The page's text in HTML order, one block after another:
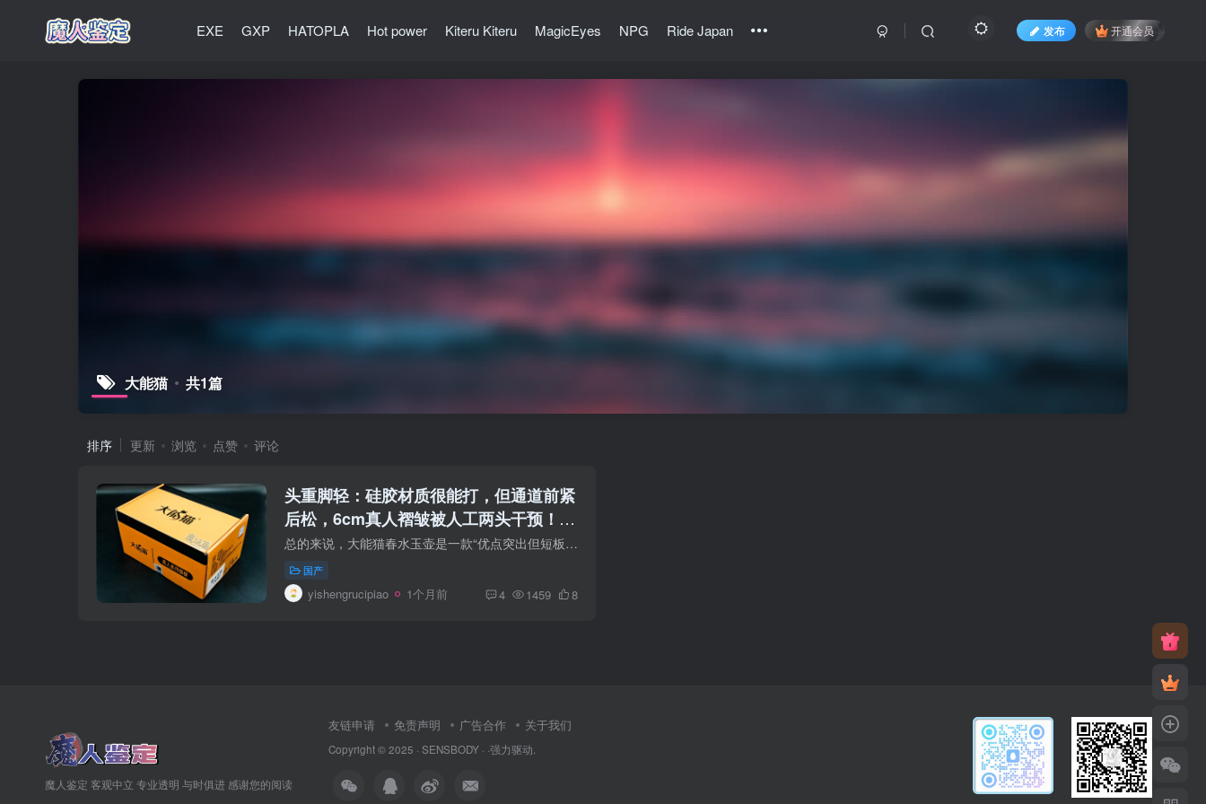
EXE GXP HATOPLA Hot power Kiteru Kiteru MagicEyes NPG Ride Japan 发布 开通会员
大能猫 共1篇
排序 更新 浏览 点赞 评论
头重脚轻：硅胶材质很能打，但通道前紧
后松，6cm真人褶皱被人工两头干预！外
形再像，也救不了通道的割裂。大能猫
——春水玉壶soft测评
总的来说，大能猫春水玉壶是一款“优点突出但短板致命”的产品。铂金硅胶材质在杯子上运用的可以说是非常不错，但在入口的真实感、纹理的自然度、通道设计的整体性甚至外包装——都差了一口气。
国产
yishengrucipiao 1个月前 4 1459 8
魔人鉴定 客观中立 专业透明 与时俱进 感谢您的阅读
友链申请 免责声明 广告合作 关于我们
Copyright © 2025 · SENSBODY · ·强力驱动.